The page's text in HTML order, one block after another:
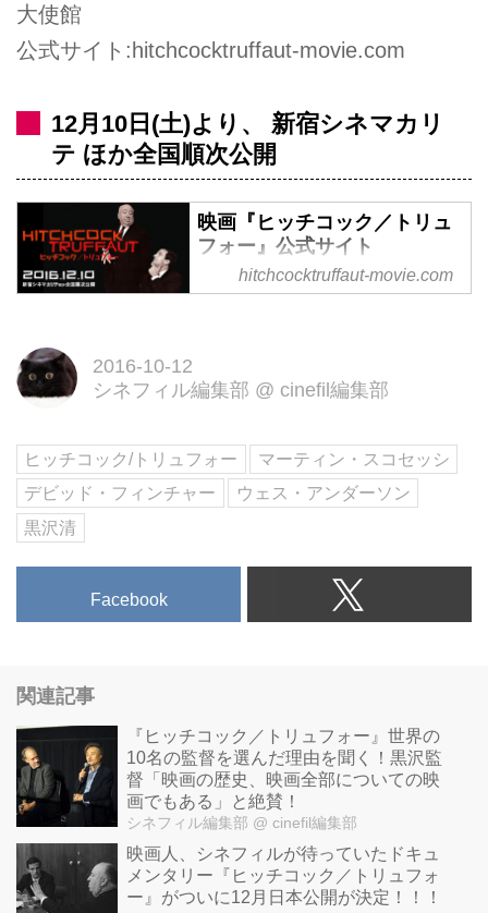
大使館
公式サイト:hitchcocktruffaut-movie.com
12月10日(土)より、 新宿シネマカリ
テ ほか全国順次公開
映画『ヒッチコック／トリュ
フォー』公式サイト
2015年カンヌ国際映画祭クラシ
順次公開
hitchcocktruffaut-movie.com
2016-10-12
シネフィル編集部 @ cinefil編集部
ヒッチコック/トリュフォー
マーティン・スコセッシ
デビッド・フィンチャー
ウェス・アンダーソン
黒沢清
Facebook
関連記事
『ヒッチコック／トリュフォー』世界の
10名の監督を選んだ理由を聞く！黒沢監
督「映画の歴史、映画全部についての映
画でもある」と絶賛！
シネフィル編集部 @ cinefil編集部
映画人、シネフィルが待っていたドキュ
メンタリー『ヒッチコック／トリュフォ
ー』がついに12月日本公開が決定！！！